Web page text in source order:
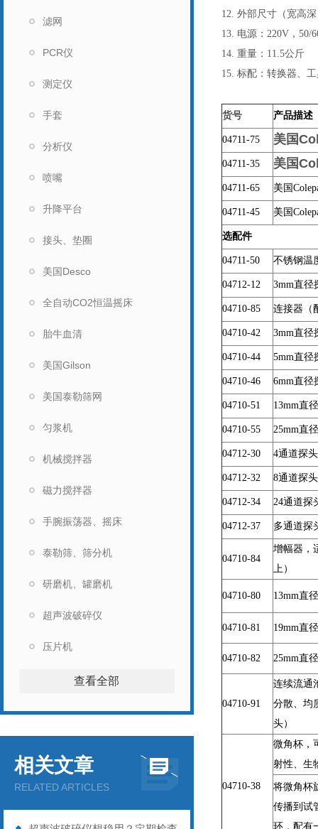
滤网
PCR仪
测定仪
手套
分析仪
喷嘴
升降平台
接头、垫圈
美国Desco
全自动CO2恒温摇床
胎牛血清
美国Gilson
美国泰勒筛网
匀浆机
机械搅拌器
磁力搅拌器
手腕振荡器、摇床
泰勒筛、筛分机
研磨机、罐磨机
超声波破碎仪
压片机
查看全部
相关文章
RELATED ARTICLES
12. 外部尺寸（宽高
13. 电源：220V，50/
14. 重量：11.5公斤
15. 标配：转换器、
货号 产品描述
04711-75 美国
04711-35 美国
04711-65 美国
04711-45 美国
选配件
04711-50 不锈钢温
04712-12 3mm直径
04710-85 连接器（
04710-42 3mm直径
04710-44 5mm直径
04710-46 6mm直径
04710-51 13mm直
04710-55 25mm直
04712-30 4通道探
04712-32 8通道探
04712-34 24通道探
04712-37 多通道探
04710-84
增幅器，
上）
04710-80 13mm直
04710-81 19mm直
04710-82 25mm直
04710-91
连续流通
分散、均
头）
04710-38
微角杯，
射性、生
将微角杯
传播到试
环，配有